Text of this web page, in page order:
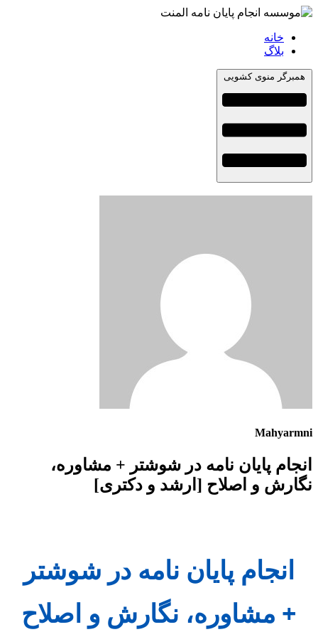
خانه
بلاگ
همبرگر منوی کشویی
Mahyarmni
انجام پایان نامه در شوشتر + مشاوره،
نگارش و اصلاح [ارشد و دکتری]
انجام پایان نامه در شوشتر
+ مشاوره، نگارش و اصلاح